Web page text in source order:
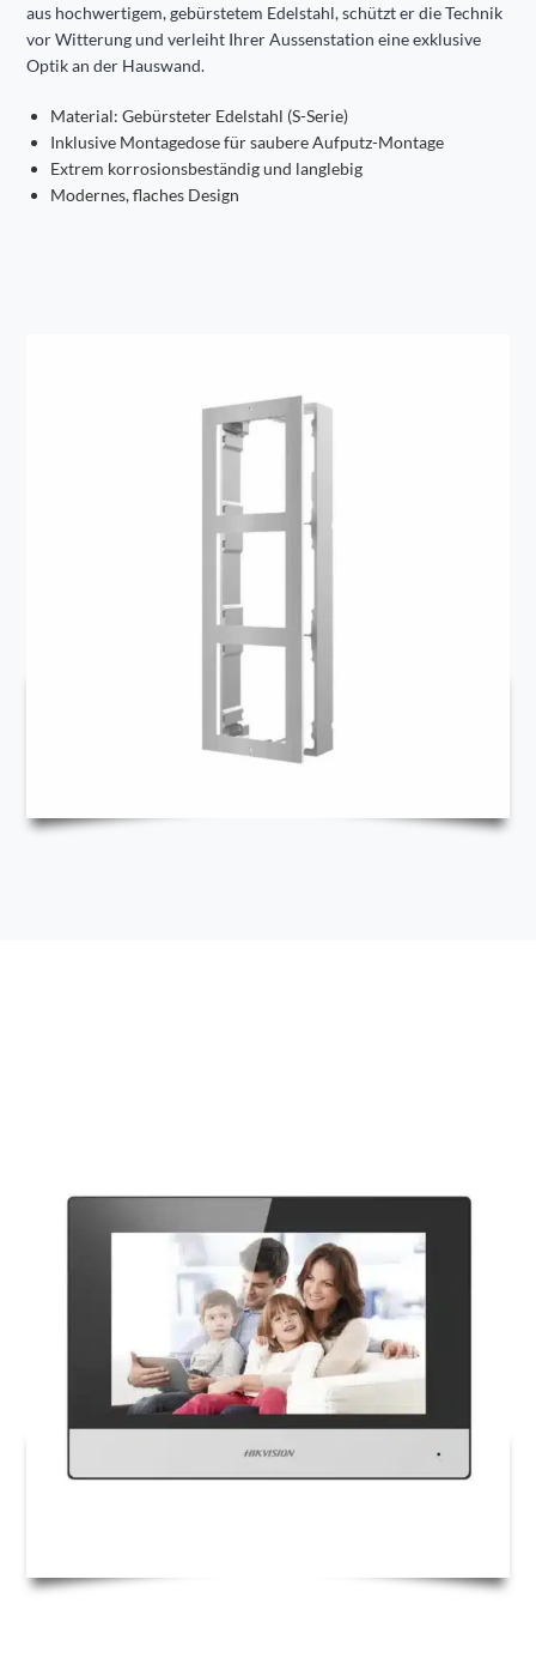
aus hochwertigem, gebürstetem Edelstahl, schützt er die Technik
vor Witterung und verleiht Ihrer Aussenstation eine exklusive
Optik an der Hauswand.
Material: Gebürsteter Edelstahl (S-Serie)
Inklusive Montagedose für saubere Aufputz-Montage
Extrem korrosionsbeständig und langlebig
Modernes, flaches Design